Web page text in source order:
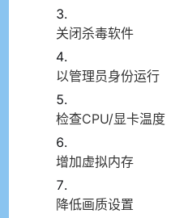
关闭杀毒软件
以管理员身份运行
检查CPU/显卡温度
增加虚拟内存
降低画质设置